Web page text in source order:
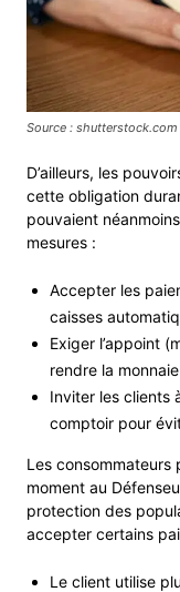
Source : shutterstock.com
D’ailleurs, les
cette obligation
pouvaient
mesures :
Accepter les
caisses
Exiger l’appoint
rendre la monnaie
Inviter les clients
comptoir pour
Les consommateurs
moment au
protection des
accepter certains
Le client utilise